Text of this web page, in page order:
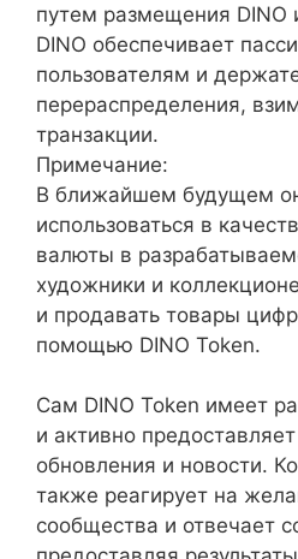
путем размещения DINO
DINO обеспечивает
пользователям и
перераспределения,
транзакции.
Примечание:
В ближайшем будущем
использоваться в
валюты в
художники и
и продавать товары
помощью DINO Token.
Сам DINO Token имеет
и активно
обновления и новости.
также реагирует на
сообщества и отвечает